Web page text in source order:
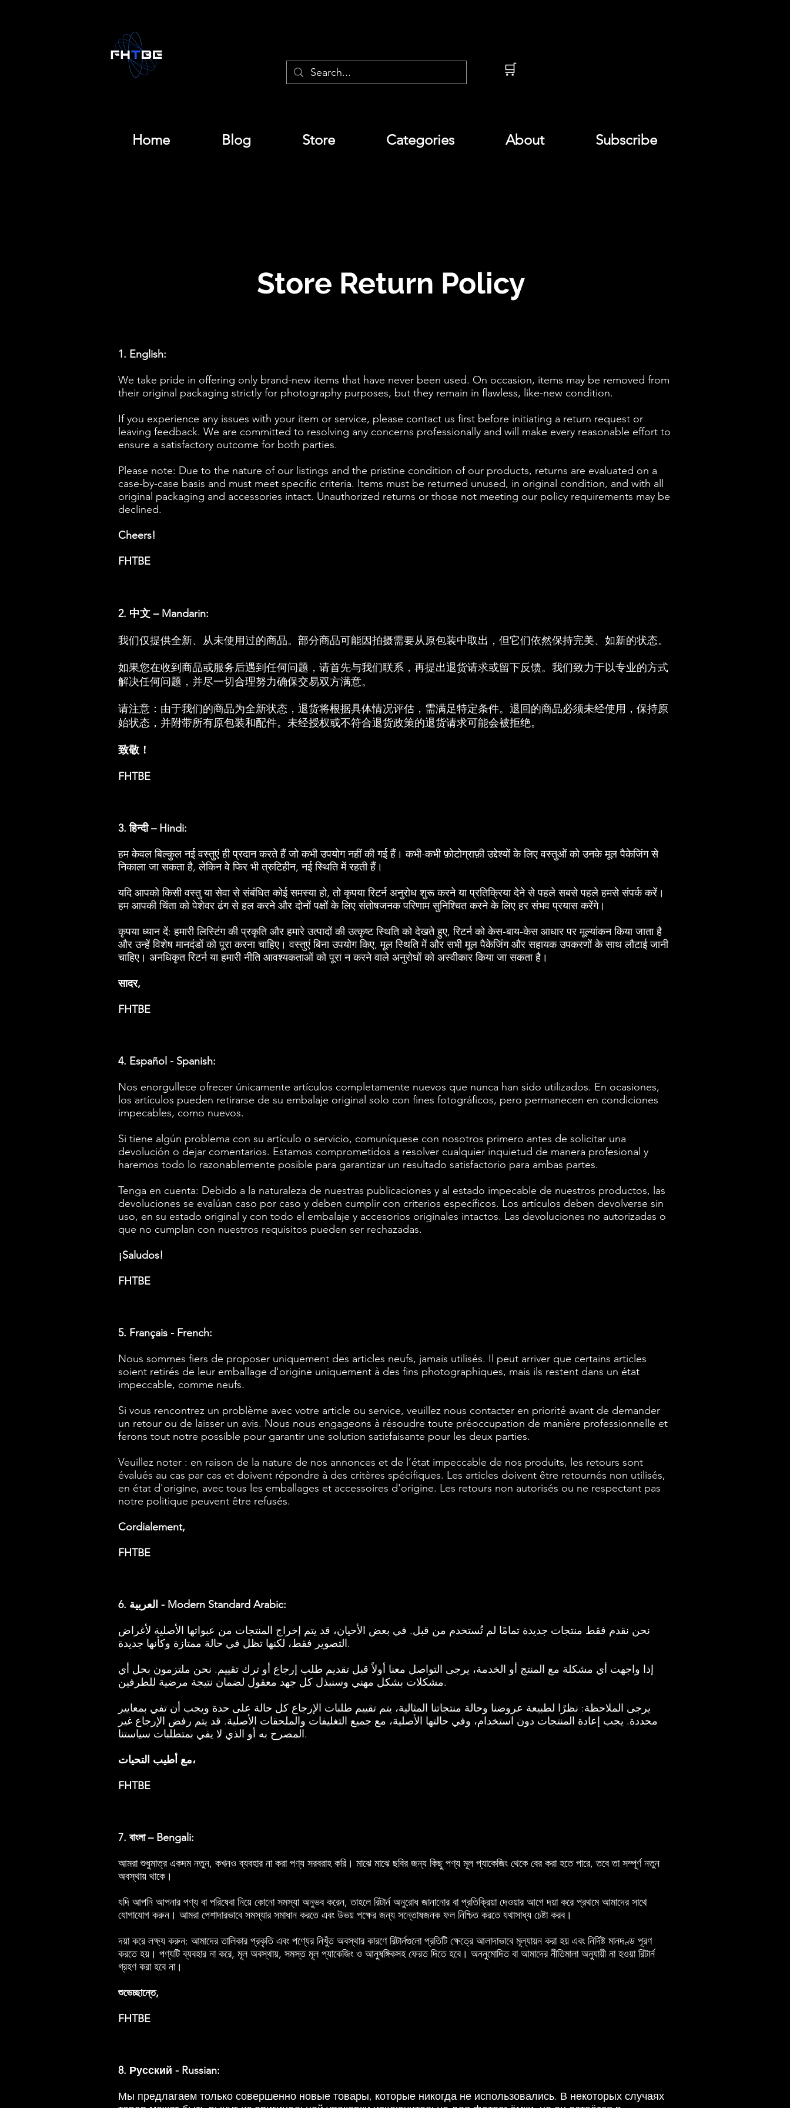
🛒
Home Blog Store Categories About Subscribe
1. English:
We take pride in offering only brand-new items that have never been used. On occasion, items may be removed from
their original packaging strictly for photography purposes, but they remain in flawless, like-new condition.
If you experience any issues with your item or service, please contact us first before initiating a return request or
leaving feedback. We are committed to resolving any concerns professionally and will make every reasonable effort to
ensure a satisfactory outcome for both parties.
Please note: Due to the nature of our listings and the pristine condition of our products, returns are evaluated on a
case-by-case basis and must meet specific criteria. Items must be returned unused, in original condition, and with all
original packaging and accessories intact. Unauthorized returns or those not meeting our policy requirements may be
declined.
Cheers!
FHTBE
2. 中文 – Mandarin:
我们仅提供全新、从未使用过的商品。部分商品可能因拍摄需要从原包装中取出，但它们依然保持完美、如新的状态。
如果您在收到商品或服务后遇到任何问题，请首先与我们联系，再提出退货请求或留下反馈。我们致力于以专业的方式
解决任何问题，并尽一切合理努力确保交易双方满意。
请注意：由于我们的商品为全新状态，退货将根据具体情况评估，需满足特定条件。退回的商品必须未经使用，保持原
始状态，并附带所有原包装和配件。未经授权或不符合退货政策的退货请求可能会被拒绝。
致敬！
FHTBE
3. हिन्दी – Hindi:
हम केवल बिल्कुल नई वस्तुएं ही प्रदान करते हैं जो कभी उपयोग नहीं की गई हैं। कभी-कभी फ़ोटोग्राफ़ी उद्देश्यों के लिए वस्तुओं को उनके मूल पैकेजिंग से
निकाला जा सकता है, लेकिन वे फिर भी त्रुटिहीन, नई स्थिति में रहती हैं।
यदि आपको किसी वस्तु या सेवा से संबंधित कोई समस्या हो, तो कृपया रिटर्न अनुरोध शुरू करने या प्रतिक्रिया देने से पहले सबसे पहले हमसे संपर्क करें।
हम आपकी चिंता को पेशेवर ढंग से हल करने और दोनों पक्षों के लिए संतोषजनक परिणाम सुनिश्चित करने के लिए हर संभव प्रयास करेंगे।
कृपया ध्यान दें: हमारी लिस्टिंग की प्रकृति और हमारे उत्पादों की उत्कृष्ट स्थिति को देखते हुए, रिटर्न को केस-बाय-केस आधार पर मूल्यांकन किया जाता है
और उन्हें विशेष मानदंडों को पूरा करना चाहिए। वस्तुएं बिना उपयोग किए, मूल स्थिति में और सभी मूल पैकेजिंग और सहायक उपकरणों के साथ लौटाई जानी
चाहिए। अनधिकृत रिटर्न या हमारी नीति आवश्यकताओं को पूरा न करने वाले अनुरोधों को अस्वीकार किया जा सकता है।
सादर,
FHTBE
4. Español - Spanish:
Nos enorgullece ofrecer únicamente artículos completamente nuevos que nunca han sido utilizados. En ocasiones,
los artículos pueden retirarse de su embalaje original solo con fines fotográficos, pero permanecen en condiciones
impecables, como nuevos.
Si tiene algún problema con su artículo o servicio, comuníquese con nosotros primero antes de solicitar una
devolución o dejar comentarios. Estamos comprometidos a resolver cualquier inquietud de manera profesional y
haremos todo lo razonablemente posible para garantizar un resultado satisfactorio para ambas partes.
Tenga en cuenta: Debido a la naturaleza de nuestras publicaciones y al estado impecable de nuestros productos, las
devoluciones se evalúan caso por caso y deben cumplir con criterios específicos. Los artículos deben devolverse sin
uso, en su estado original y con todo el embalaje y accesorios originales intactos. Las devoluciones no autorizadas o
que no cumplan con nuestros requisitos pueden ser rechazadas.
¡Saludos!
FHTBE
5. Français - French:
Nous sommes fiers de proposer uniquement des articles neufs, jamais utilisés. Il peut arriver que certains articles
soient retirés de leur emballage d'origine uniquement à des fins photographiques, mais ils restent dans un état
impeccable, comme neufs.
Si vous rencontrez un problème avec votre article ou service, veuillez nous contacter en priorité avant de demander
un retour ou de laisser un avis. Nous nous engageons à résoudre toute préoccupation de manière professionnelle et
ferons tout notre possible pour garantir une solution satisfaisante pour les deux parties.
Veuillez noter : en raison de la nature de nos annonces et de l’état impeccable de nos produits, les retours sont
évalués au cas par cas et doivent répondre à des critères spécifiques. Les articles doivent être retournés non utilisés,
en état d'origine, avec tous les emballages et accessoires d'origine. Les retours non autorisés ou ne respectant pas
notre politique peuvent être refusés.
Cordialement,
FHTBE
6. العربية - Modern Standard Arabic:
نحن نقدم فقط منتجات جديدة تمامًا لم تُستخدم من قبل. في بعض الأحيان، قد يتم إخراج المنتجات من عبواتها الأصلية لأغراض
التصوير فقط، لكنها تظل في حالة ممتازة وكأنها جديدة.
إذا واجهت أي مشكلة مع المنتج أو الخدمة، يرجى التواصل معنا أولاً قبل تقديم طلب إرجاع أو ترك تقييم. نحن ملتزمون بحل أي
مشكلات بشكل مهني وسنبذل كل جهد معقول لضمان نتيجة مرضية للطرفين.
يرجى الملاحظة: نظرًا لطبيعة عروضنا وحالة منتجاتنا المثالية، يتم تقييم طلبات الإرجاع كل حالة على حدة ويجب أن تفي بمعايير
محددة. يجب إعادة المنتجات دون استخدام، وفي حالتها الأصلية، مع جميع التغليفات والملحقات الأصلية. قد يتم رفض الإرجاع غير
المصرح به أو الذي لا يفي بمتطلبات سياستنا.
مع أطيب التحيات،
FHTBE
7. বাংলা – Bengali:
আমরা শুধুমাত্র একদম নতুন, কখনও ব্যবহার না করা পণ্য সরবরাহ করি। মাঝে মাঝে ছবির জন্য কিছু পণ্য মূল প্যাকেজিং থেকে বের করা হতে পারে, তবে তা সম্পূর্ণ নতুন
অবস্থায় থাকে।
যদি আপনি আপনার পণ্য বা পরিষেবা নিয়ে কোনো সমস্যা অনুভব করেন, তাহলে রিটার্ন অনুরোধ জানানোর বা প্রতিক্রিয়া দেওয়ার আগে দয়া করে প্রথমে আমাদের সাথে
যোগাযোগ করুন। আমরা পেশাদারভাবে সমস্যার সমাধান করতে এবং উভয় পক্ষের জন্য সন্তোষজনক ফল নিশ্চিত করতে যথাসাধ্য চেষ্টা করব।
দয়া করে লক্ষ্য করুন: আমাদের তালিকার প্রকৃতি এবং পণ্যের নিখুঁত অবস্থার কারণে রিটার্নগুলো প্রতিটি ক্ষেত্রে আলাদাভাবে মূল্যায়ন করা হয় এবং নির্দিষ্ট মানদণ্ড পূরণ
করতে হয়। পণ্যটি ব্যবহার না করে, মূল অবস্থায়, সমস্ত মূল প্যাকেজিং ও আনুষঙ্গিকসহ ফেরত দিতে হবে। অননুমোদিত বা আমাদের নীতিমালা অনুযায়ী না হওয়া রিটার্ন
গ্রহণ করা হবে না।
শুভেচ্ছান্তে,
FHTBE
8. Русский - Russian:
Мы предлагаем только совершенно новые товары, которые никогда не использовались. В некоторых случаях